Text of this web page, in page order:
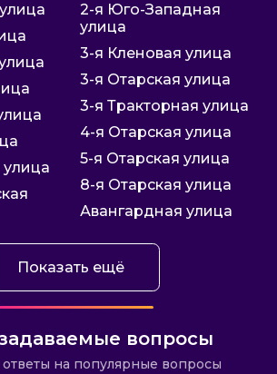
2-я Юго-Западная
улица
3-я Кленовая улица
3-я Отарская улица
3-я Тракторная улица
4-я Отарская улица
5-я Отарская улица
8-я Отарская улица
Авангардная улица
Показать ещё
вопросы
ответы на популярные вопросы